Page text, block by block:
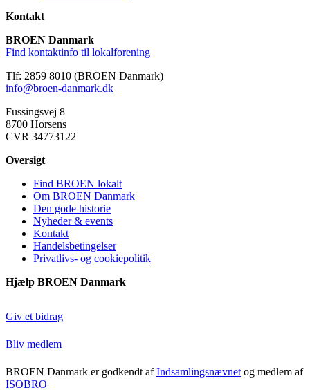
Kontakt
BROEN Danmark
Find kontaktinfo til lokalforening
Tlf: 2859 8010 (BROEN Danmark)
info@broen-danmark.dk
Fussingsvej 8
8700 Horsens
CVR 34773122
Oversigt
Find BROEN lokalt
Om BROEN Danmark
Den gode historie
Nyheder & events
Kontakt
Handelsbetingelser
Privatlivs- og cookiepolitik
Hjælp BROEN Danmark
Giv et bidrag
Bliv medlem
BROEN Danmark er godkendt afIndsamlingsnævnet og medlem af
ISOBRO